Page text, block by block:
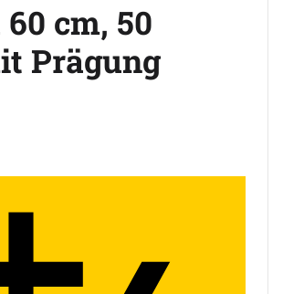
cm, 50
Prägung